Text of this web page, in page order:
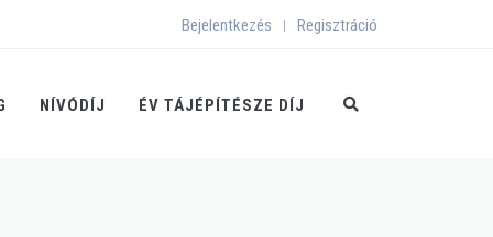
Bejelentkezés | Regisztráció
NÍVÓDÍJ ÉV TÁJÉPÍTÉSZE DÍJ